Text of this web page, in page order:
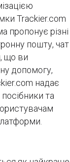
Trackier.com
пропонує різні
пошту, чат
що ви
допомогу,
надає
та